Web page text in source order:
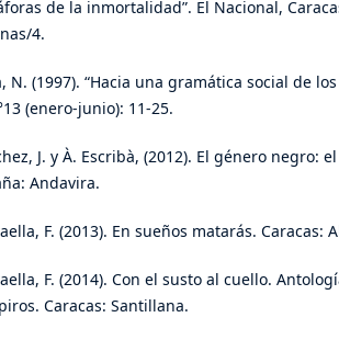
de la inmortalidad”. El Nacional,
4.
N. (1997). “Hacia una gramática social de
(enero-junio): 11-25.
J. y À. Escribà, (2012). El género negro:
Andavira.
F. (2013). En sueños matarás. Caracas:
F. (2014). Con el susto al cuello.
Caracas: Santillana.